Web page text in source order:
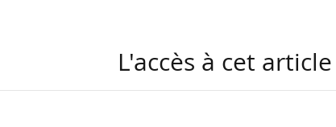
« Cela peut même être le contraire, si
années qui suivent le baccalauréat.
L'accès à cet